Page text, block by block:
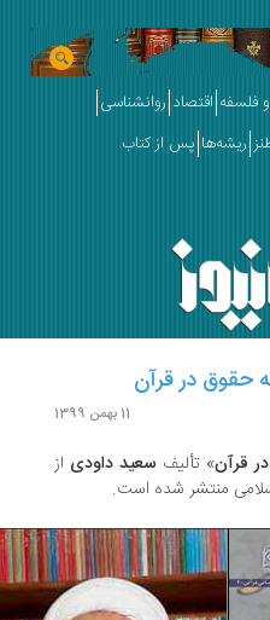
اقتصاد روانشناسی
پس از کتاب
در قرآن
» تألیف سعید داودی از
شده است.